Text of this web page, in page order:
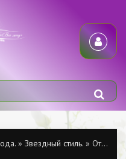
» Звездный стиль. » Отдых по звездам: гороскоп путешествий на 2019 год - «Красота»